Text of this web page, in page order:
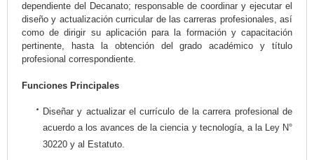
dependiente del Decanato; responsable de coordinar y ejecutar el
diseño y actualización curricular de las carreras profesionales, así
como de dirigir su aplicación para la formación y capacitación
pertinente, hasta la obtención del grado académico y título
profesional correspondiente.
Funciones Principales
Diseñar y actualizar el currículo de la carrera profesional de
acuerdo a los avances de la ciencia y tecnología, a la Ley N°
30220 y al Estatuto.